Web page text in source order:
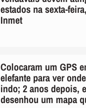
estados na sexta-
Inmet
Colocaram um GPS
elefante para ver
indo; 2 anos depois,
desenhou um mapa